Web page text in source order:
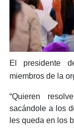
El presidente
miembros de la
“Quieren
sacándole a los
les queda en los